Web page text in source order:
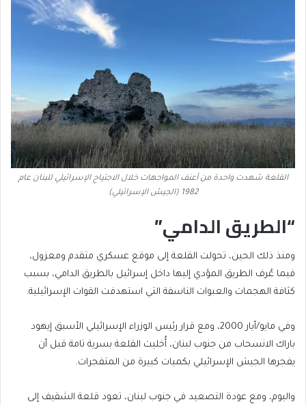
القلعة شهدت واحدة من أعنف المواجهات خلال الاجتياح الإسرائيلي للبنان عام
1982 (الجيش الإسرائيلي)
“الطريق الدامي”
ومنذ ذلك الحين، تحولت القلعة إلى موقع عسكري متقدم ومعزول،
فيما عُرف الطريق المؤدي إليها داخل إسرائيل بالطريق الدامي، بسبب
كثافة الهجمات والعبوات الناسفة التي استهدفت القوات الإسرائيلية.
وفي مايو/أيار 2000، ومع قرار رئيس الوزراء الإسرائيلي الأسبق إيهود
باراك الانسحاب من جنوب لبنان، أُخليت القلعة بسرية تامة قبل أن
يفجرها الجيش الإسرائيلي بكميات كبيرة من المتفجرات.
واليوم، ومع عودة التصعيد في جنوب لبنان، تعود قلعة الشقيف إلى